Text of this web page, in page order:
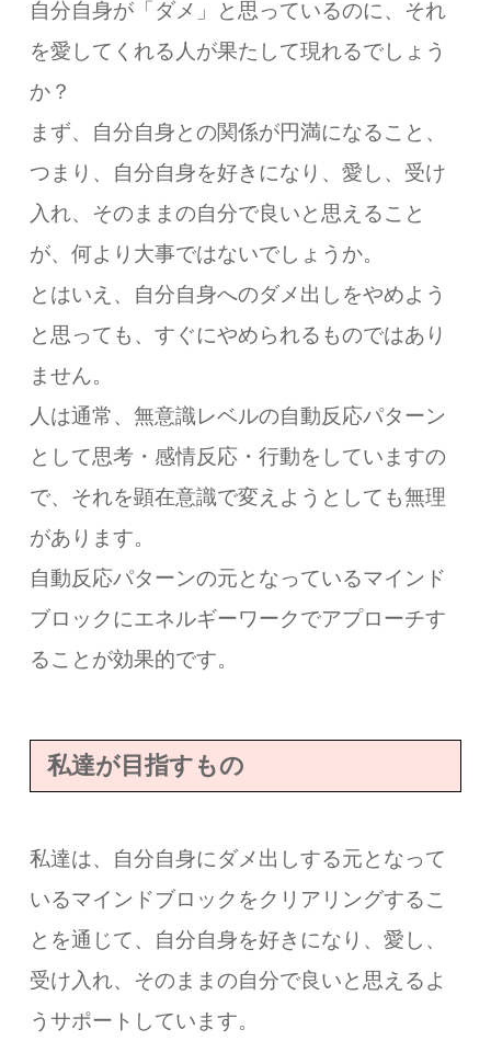
自分自身が「ダメ」と思っているのに、それ
を愛してくれる人が果たして現れるでしょう
か？
まず、自分自身との関係が円満になること、
つまり、自分自身を好きになり、愛し、受け
入れ、そのままの自分で良いと思えること
が、何より大事ではないでしょうか。
とはいえ、自分自身へのダメ出しをやめよう
と思っても、すぐにやめられるものではあり
ません。
人は通常、無意識レベルの自動反応パターン
として思考・感情反応・行動をしていますの
で、それを顕在意識で変えようとしても無理
があります。
自動反応パターンの元となっているマインド
ブロックにエネルギーワークでアプローチす
ることが効果的です。
私達が目指すもの
私達は、自分自身にダメ出しする元となって
いるマインドブロックをクリアリングするこ
とを通じて、自分自身を好きになり、愛し、
受け入れ、そのままの自分で良いと思えるよ
うサポートしています。